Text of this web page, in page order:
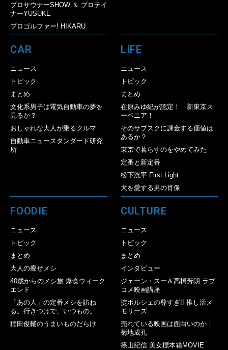
プロサウナーSHOW ＆ プロテイ
ナーYUSUKE
プロゴルファー! HIKARU
CAR
ニュース
トピック
まとめ
文化系男子は電気自動車の夢を
見るか？
おしゃれな大人が乗るクルマ
自動車ニュースタンダード研究
所
LIFE
ニュース
トピック
まとめ
在原みゆ紀が認定！ 新東京ス
ーベニア！
そのサブスクに課金する価値は
あるか？
東京で暮らすのをやめてみた
定番と新定番
松下洸平 First Light
犬を愛する男の肖像
FOODIE
ニュース
トピック
まとめ
大人の痩せメシ
40歳からのメシ旅 爆食ウィーク
エンド
「あの人」の定番メシを訪ね
る。行きつけで、いつもの。
稲田俊輔のうまいものだらけ
CULTURE
ニュース
トピック
まとめ
インタビュー
ジェーン・スー＆高橋芳朗 ラブ
コメ映画講座
掟ポルシェの尊すぎ!! 推し活メ
モリーズ
売れている映画は面白いのか｜
菊地成孔
篠山紀信 美女標本箱MOVIE